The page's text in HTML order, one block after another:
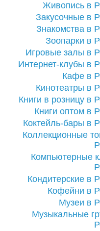
Живопись в
Закусочные в
Знакомства в
Зоопарки в
Игровые залы в
Интернет-клубы в
Кафе в
Кинотеатры в
Книги в розницу в
Книги оптом в
Коктейль-бары в
Коллекционные
Компьютерные
Кондитерские в
Кофейни в
Музеи в
Музыкальные